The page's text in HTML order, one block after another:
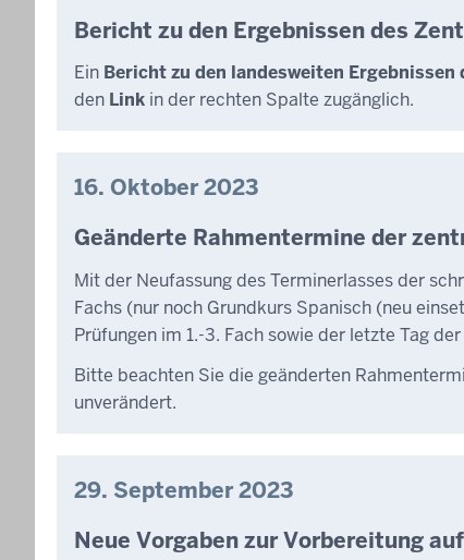
Bericht zu den Ergebnissen des
Ein Bericht zu den landesweiten
den Link in der rechten Spalte zugänglich.
16. Oktober 2023
Geänderte Rahmentermine der
Mit der Neufassung des Terminerlasses der
Fachs (nur noch Grundkurs Spanisch (neu
Prüfungen im 1.-3. Fach sowie der letzte Tag
Bitte beachten Sie die geänderten
unverändert.
29. September 2023
Neue Vorgaben zur Vorbereitung